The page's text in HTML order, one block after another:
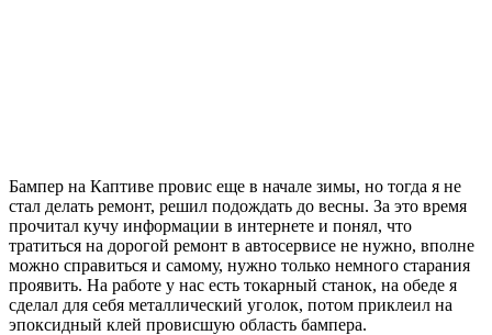
Бампер на Каптиве провис еще в начале зимы, но тогда я не
стал делать ремонт, решил подождать до весны. За это время
прочитал кучу информации в интернете и понял, что
тратиться на дорогой ремонт в автосервисе не нужно, вполне
можно справиться и самому, нужно только немного старания
проявить. На работе у нас есть токарный станок, на обеде я
сделал для себя металлический уголок, потом приклеил на
эпоксидный клей провисшую область бампера.